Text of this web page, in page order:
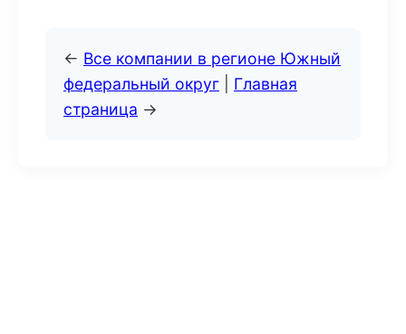
← Все компании в регионе Южный
федеральный округ
Главная
страница →